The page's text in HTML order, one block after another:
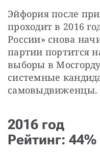
Эйфория после
проходит в 2016
России» снова
партии портится
выборы в
системные
самовыдвиженцы.
2016 год
Рейтинг: 44%